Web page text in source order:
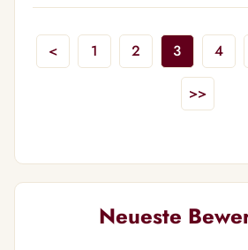
< 1 2 3 4
>>
Neueste